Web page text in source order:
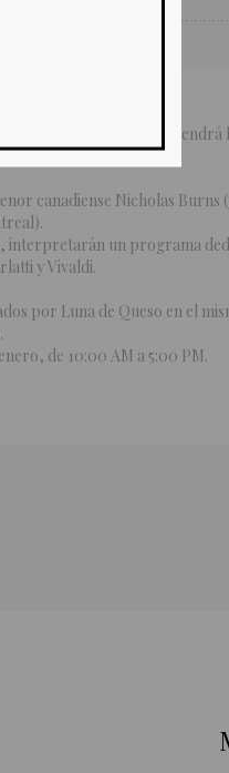
CANADÁ, que tendrá
canadiense Nicholas
un programa
y Vivaldi.
por Luna de Queso en el
de 10:00 AM a 5:00 PM.